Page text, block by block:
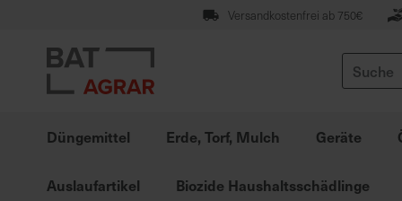
springen
Versandkostenfrei ab 750€
Suche
Düngemittel Erde, Torf, Mulch Geräte
Auslaufartikel Biozide Haushaltsschädlinge